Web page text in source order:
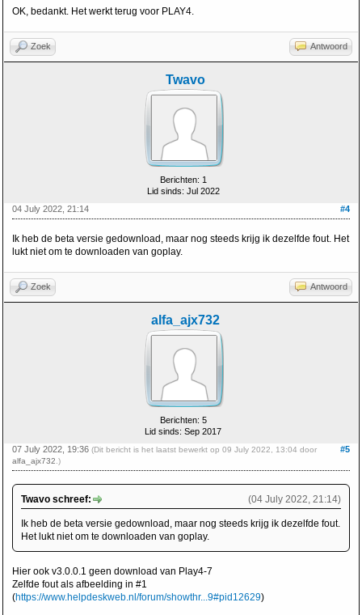
OK, bedankt. Het werkt terug voor PLAY4.
Zoek Antwoord
Twavo
Berichten: 1
Lid sinds: Jul 2022
#4
04 July 2022, 21:14
Ik heb de beta versie gedownload, maar nog steeds krijg ik dezelfde fout. Het
lukt niet om te downloaden van goplay.
Zoek Antwoord
alfa_ajx732
Berichten: 5
Lid sinds: Sep 2017
#5
07 July 2022, 19:36 (Dit bericht is het laatst bewerkt op 09 July 2022, 13:04 door
alfa_ajx732 .)
(04 July 2022, 21:14)
Twavo schreef:
Ik heb de beta versie gedownload, maar nog steeds krijg ik dezelfde fout.
Het lukt niet om te downloaden van goplay.
Hier ook v3.0.0.1 geen download van Play4-7
Zelfde fout als afbeelding in #1
(https://www.helpdeskweb.nl/forum/showthr...9#pid12629)